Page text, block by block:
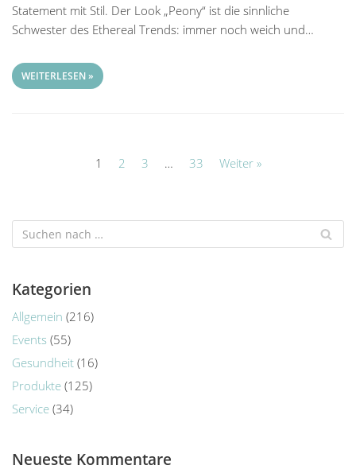
Statement mit Stil. Der Look „Peony“ ist die sinnliche
Schwester des Ethereal Trends: immer noch weich und…
WEITERLESEN »
1 2 3 … 33 Weiter »
Kategorien
Allgemein (216)
Events (55)
Gesundheit (16)
Produkte (125)
Service (34)
Neueste Kommentare